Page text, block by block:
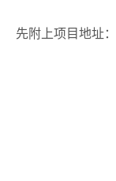
先附上项目地址：